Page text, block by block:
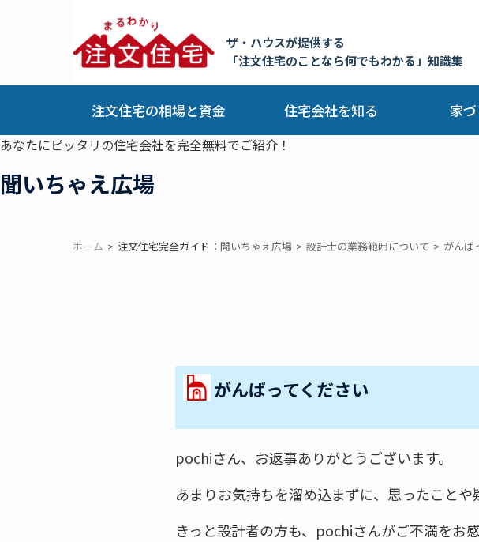
ザ・ハウスが提供する
「注文住宅のことなら何でもわかる」知識集
注文住宅の相場と資金 住宅会社を知る 家
あなたにピッタリの住宅会社を完全無料でご紹介！
聞いちゃえ広場
ホーム 注文住宅完全ガイド： 聞いちゃえ広場 設計士の業務範囲について がんば
がんばってください
pochiさん、お返事ありがとうございます。
あまりお気持ちを溜め込まずに、思ったこと
きっと設計者の方も、pochiさんがご不満をお